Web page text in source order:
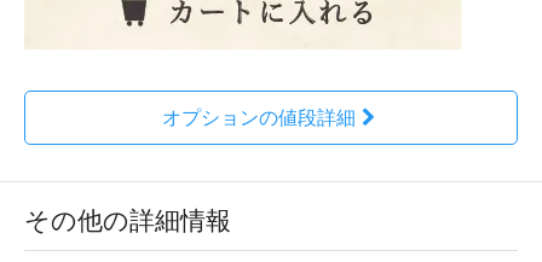
オプションの値段詳細
その他の詳細情報